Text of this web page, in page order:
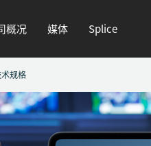
概况 媒体 Splice
规格